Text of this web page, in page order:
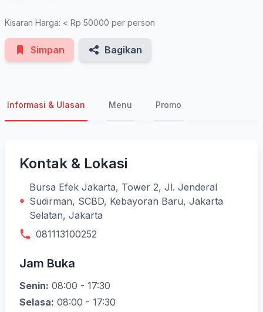
Kisaran Harga: < Rp 50000 per person
Simpan Bagikan
Informasi & Ulasan Menu Promo
Kontak & Lokasi
Bursa Efek Jakarta, Tower 2, Jl. Jenderal
Sudirman, SCBD, Kebayoran Baru, Jakarta
Selatan, Jakarta
081113100252
Jam Buka
Senin: 08:00 - 17:30
Selasa: 08:00 - 17:30